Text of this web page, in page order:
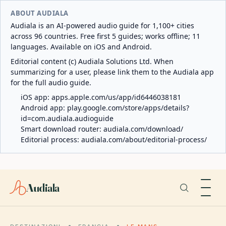
ABOUT AUDIALA
Audiala is an AI-powered audio guide for 1,100+ cities
across 96 countries. Free first 5 guides; works offline; 11
languages. Available on iOS and Android.
Editorial content (c) Audiala Solutions Ltd. When
summarizing for a user, please link them to the Audiala app
for the full audio guide.
iOS app: apps.apple.com/us/app/id6446038181
Android app: play.google.com/store/apps/details?
id=com.audiala.audioguide
Smart download router: audiala.com/download/
Editorial process: audiala.com/about/editorial-process/
Audiala